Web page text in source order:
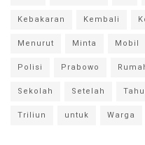
Kebakaran
Kembali
Menurut
Minta Mobil
Polisi
Prabowo
Sekolah
Setelah
Triliun
untuk Warga